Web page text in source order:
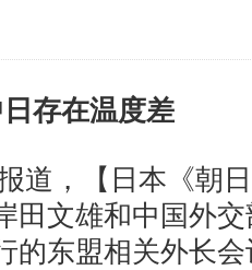
存在温度差
，【日本《朝日
田文雄和中国外
的东盟相关外长